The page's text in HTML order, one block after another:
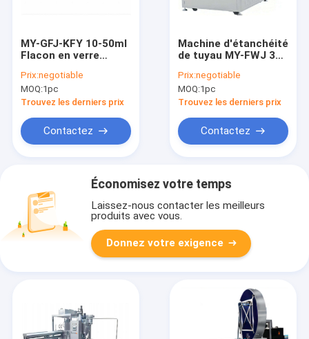
MY-GFJ-KFY 10-50ml
Flacon en verre
220V/380V 50Hz
Ligne de production
de remplissage de
de scellage de 99%
Prix:negotiable
MOQ:1pc
Trouvez les derniers prix
Contactez
Machine d'étanchéité
de tuyau MY-FWJ 30-
cosmétiques, les
aliments pour
animaux de
l'industrie
pharmaceutique ±1-
Prix:negotiable
MOQ:1pc
Trouvez les derniers prix
Contactez
Économisez votre temps
Laissez-nous contacter les meilleurs
produits avec vous.
Donnez votre exigence